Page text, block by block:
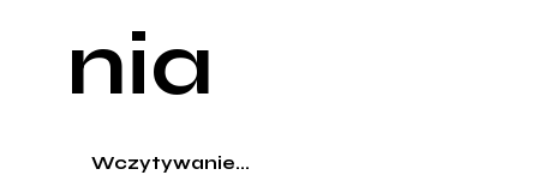
nia
Wczytywanie...